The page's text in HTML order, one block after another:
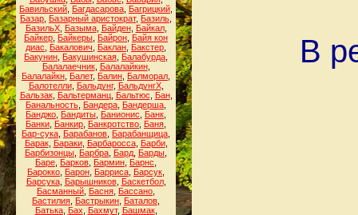
Бавильский Багдасарова Багрицкий
Базар Базарный аристократ, Базиль
БазильХ, Базыма, Байден, Байкал,
Байкер Байкеры Байрон Байя кон
диас
Бакалович Баклан Бакстер
Бакунин Бакушинская Балабурда
Балалаечник, Балалайкин,
Балалайкн Балет, Балин Балморал
Балотелли, Бальдунг, БальдунгХ,
Бальзак, Бальтерманц, Бальтюс Бан,
Банальность Бандера Бандерша
Банджо Бандиты Банионис Банк
Банки Банкир Банкротство Баня
Бар-сука Барабанов Барабанщица
Барак, Бараки, Барбаросса, Барби,
Барбизонцы Барбра Бард Барды
Баре Барков Бармин Барнс
Барокко Барон Барриса Барсук
Барсука, Барышников, Баскетбол,
Басманный Басня Бассано
Бастилия Бастрыкин Баталов
Батька, Бах Бахмут, Башмак,
В